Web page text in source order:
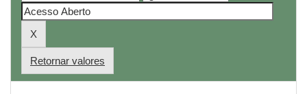
Retornar valores